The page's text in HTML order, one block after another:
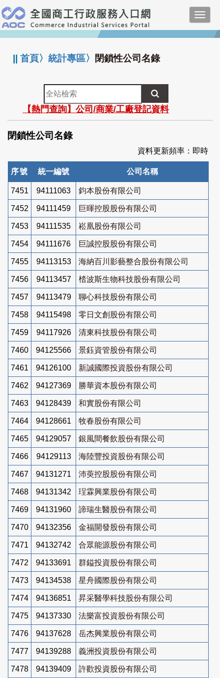
跳
到
主
要
:::
||首頁〉統計專區〉 閉鎖性公司名錄
全
站
檢
索
【熱門查詢】公司/商業/工廠登記資料
閉鎖性公司名錄
資料更新頻率：即時
序號 統一編號 公司名稱
7451 94111063 鈞本股份有限公司
7452 94111459 巨暉控股股份有限公司
7453 94111535 崧凰股份有限公司
7454 94111676 巨誠控股股份有限公司
7455 94113153 海納百川影藝整合股份有限公司
7456 94113457 㭼波斯生物科技股份有限公司
7457 94113479 聊心科技股份有限公司
7458 94115498 零日文創股份有限公司
7459 94117926 清東科技股份有限公司
7460 94125566 景鈺資管股份有限公司
7461 94126100 新誠國際投資股份有限公司
7462 94127369 勝華資本股份有限公司
7463 94128439 和實股份有限公司
7464 94128661 牧春股份有限公司
7465 94129057 銀風間餐飲股份有限公司
7466 94129113 海陸豐投資股份有限公司
7467 94131271 沛萸控股股份有限公司
7468 94131342 珵霖興業股份有限公司
7469 94131960 諦瑞生醫股份有限公司
7470 94132356 金福開發股份有限公司
7471 94132742 合眾能源股份有限公司
7472 94133691 群鎰投資股份有限公司
7473 94134538 星舟國際股份有限公司
7474 94136851 昇采醫學科技股份有限公司
7475 94137330 法樂富投資股份有限公司
7476 94137628 岳杰興業股份有限公司
7477 94139288 義洲投資股份有限公司
7478 94139409 許歡投資股份有限公司